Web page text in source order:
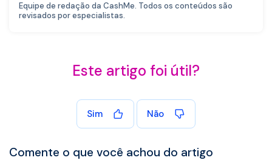
Equipe de redação da CashMe. Todos os conteúdos são
revisados por especialistas.
Este artigo foi útil?
Sim Não
Comente o que você achou do artigo